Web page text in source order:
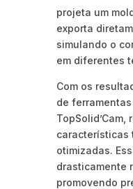
projeta um
exporta
simulando o
em diferentes
Com os
de
características
otimizadas.
drasticamente
promovendo